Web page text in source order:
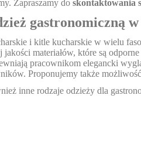
Zapraszamy doskontaktowania
gastronomiczną
i kitle kucharskie w wielu
materiałów, które są
pracownikom elegancki
Proponujemy także
inne rodzaje odzieży dla